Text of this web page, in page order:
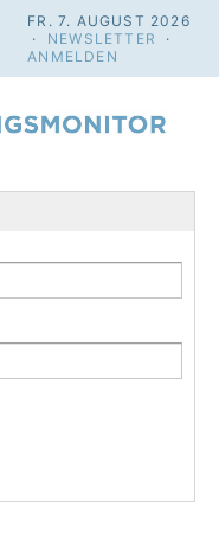
FR. 7. AUGUST 2026
· NEWSLETTER
·
ANMELDEN